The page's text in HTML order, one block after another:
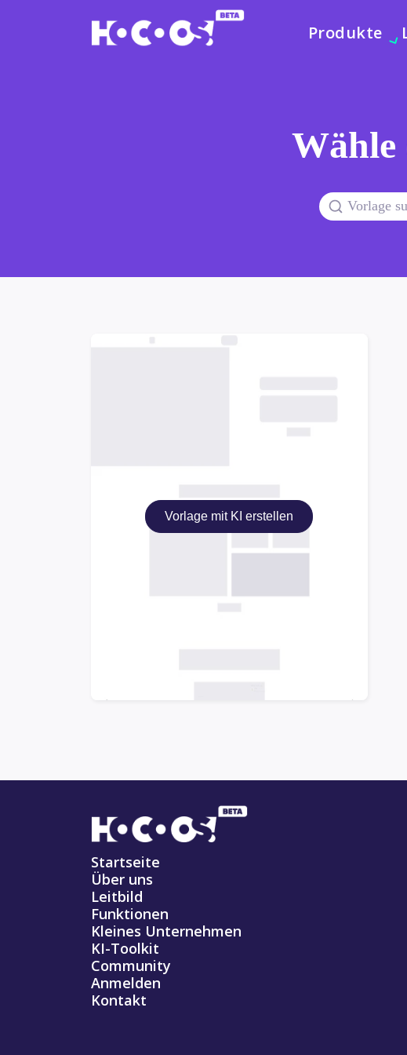
Produkte
Wähle
Vorlage mit KI erstellen
Startseite
Über uns
Leitbild
Funktionen
Kleines Unternehmen
KI-Toolkit
Community
Anmelden
Kontakt